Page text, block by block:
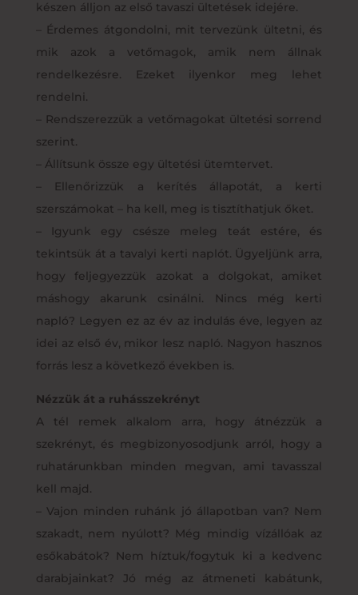
készen álljon az első tavaszi ültetések idejére.
– Érdemes átgondolni, mit tervezünk ültetni, és
mik azok a vetőmagok, amik nem állnak
rendelkezésre. Ezeket ilyenkor meg lehet
rendelni.
– Rendszerezzük a vetőmagokat ültetési sorrend
szerint.
– Állítsunk össze egy ültetési ütemtervet.
– Ellenőrizzük a kerítés állapotát, a kerti
szerszámokat – ha kell, meg is tisztíthatjuk őket.
– Igyunk egy csésze meleg teát estére, és
tekintsük át a tavalyi kerti naplót. Ügyeljünk arra,
hogy feljegyezzük azokat a dolgokat, amiket
máshogy akarunk csinálni. Nincs még kerti
napló? Legyen ez az év az indulás éve, legyen az
idei az első év, mikor lesz napló. Nagyon hasznos
forrás lesz a következő években is.
Nézzük át a ruhásszekrényt
A tél remek alkalom arra, hogy átnézzük a
szekrényt, és megbizonyosodjunk arról, hogy a
ruhatárunkban minden megvan, ami tavasszal
kell majd.
– Vajon minden ruhánk jó állapotban van? Nem
szakadt, nem nyúlott? Még mindig vízállóak az
esőkabátok? Nem híztuk/fogytuk ki a kedvenc
darabjainkat? Jó még az átmeneti kabátunk,